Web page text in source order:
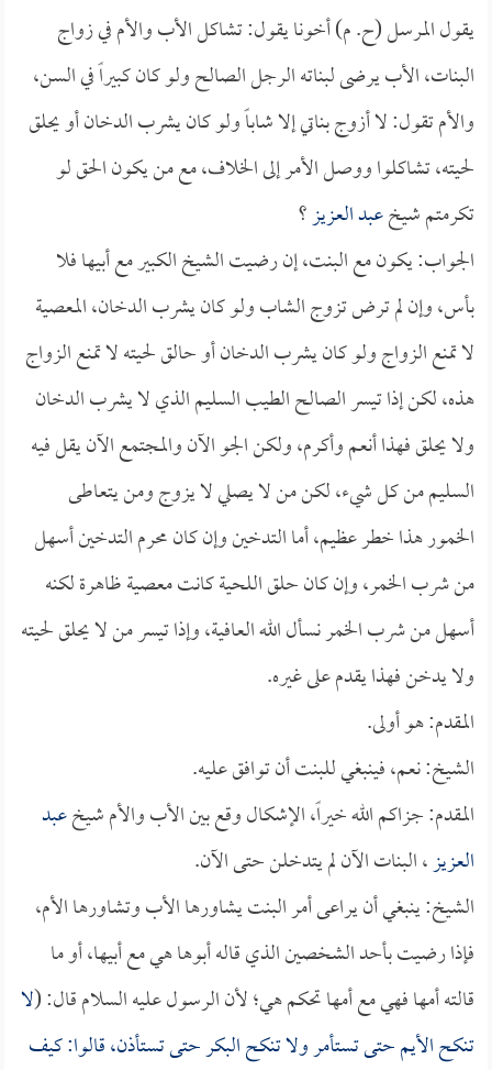
يقول المرسل (ح. م) أخونا يقول: تشاكل الأب والأم في زواج
البنات، الأب يرضى لبناته الرجل الصالح ولو كان كبيراً في السن،
والأم تقول: لا أزوج بناتي إلا شاباً ولو كان يشرب الدخان أو يحلق
لحيته، تشاكلوا ووصل الأمر إلى الخلاف، مع من يكون الحق لو
تكرمتم شيخعبد العزيز؟
الجواب: يكون مع البنت، إن رضيت الشيخ الكبير مع أبيها فلا
بأس، وإن لم ترض تزوج الشاب ولو كان يشرب الدخان، المعصية
لا تمنع الزواج ولو كان يشرب الدخان أو حالق لحيته لا تمنع الزواج
هذه، لكن إذا تيسر الصالح الطيب السليم الذي لا يشرب الدخان
ولا يحلق فهذا أنعم وأكرم، ولكن الجو الآن والمجتمع الآن يقل فيه
السليم من كل شيء، لكن من لا يصلي لا يزوج ومن يتعاطى
الخمور هذا خطر عظيم، أما التدخين وإن كان محرم التدخين أسهل
من شرب الخمر، وإن كان حلق اللحية كانت معصية ظاهرة لكنه
أسهل من شرب الخمر نسأل الله العافية، وإذا تيسر من لا يحلق لحيته
ولا يدخن فهذا يقدم على غيره.
المقدم: هو أولى.
الشيخ: نعم، فينبغي للبنت أن توافق عليه.
المقدم: جزاكم الله خيراً، الإشكال وقع بين الأب والأم شيخعبد
العزيز، البنات الآن لم يتدخلن حتى الآن.
الشيخ: ينبغي أن يراعى أمر البنت يشاورها الأب وتشاورها الأم،
فإذا رضيت بأحد الشخصين الذي قاله أبوها هي مع أبيها، أو ما
قالته أمها فهي مع أمها تحكم هي؛ لأن الرسول عليه السلام قال: (لا
تنكح الأيم حتى تستأمر ولا تنكح البكر حتى تستأذن، قالوا: كيف